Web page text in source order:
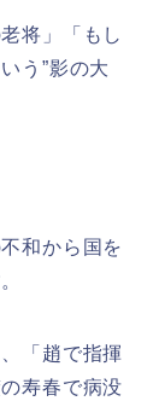
将」「もし
う”影の大
和から国を
「趙で指揮
寿春で病没